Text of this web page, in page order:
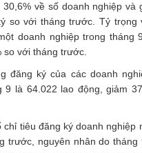
30,6% về số doanh nghiệp và
so với tháng trước. Tỷ trọng
doanh nghiệp trong tháng
so với tháng trước.
đăng ký của các doanh
9 là 64.022 lao động, giảm
chỉ tiêu đăng ký doanh nghiệp
trước, nguyên nhân do tháng